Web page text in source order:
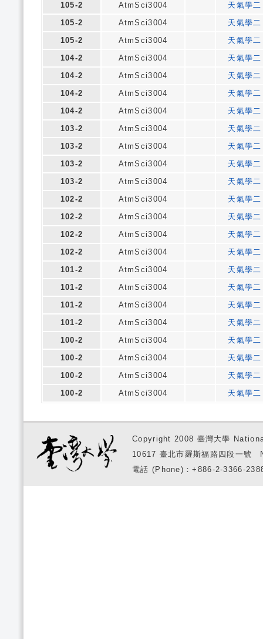
105-2
AtmSci3004
天氣學二
105-2
AtmSci3004
天氣學二
105-2
AtmSci3004
天氣學二
104-2
AtmSci3004
天氣學二
104-2
AtmSci3004
天氣學二
104-2
AtmSci3004
天氣學二
104-2
AtmSci3004
天氣學二
103-2
AtmSci3004
天氣學二
103-2
AtmSci3004
天氣學二
103-2
AtmSci3004
天氣學二
103-2
AtmSci3004
天氣學二
102-2
AtmSci3004
天氣學二
102-2
AtmSci3004
天氣學二
102-2
AtmSci3004
天氣學二
102-2
AtmSci3004
天氣學二
101-2
AtmSci3004
天氣學二
101-2
AtmSci3004
天氣學二
101-2
AtmSci3004
天氣學二
101-2
AtmSci3004
天氣學二
100-2
AtmSci3004
天氣學二
100-2
AtmSci3004
天氣學二
100-2
AtmSci3004
天氣學二
100-2
AtmSci3004 天氣學二
Copyright 2008 臺灣大學
10617 臺北市羅斯福路四段一
電話 (Phone)：+886-2-3366-